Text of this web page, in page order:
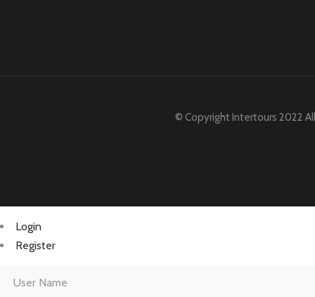
© Copyright Intertours 2022
Login
Register